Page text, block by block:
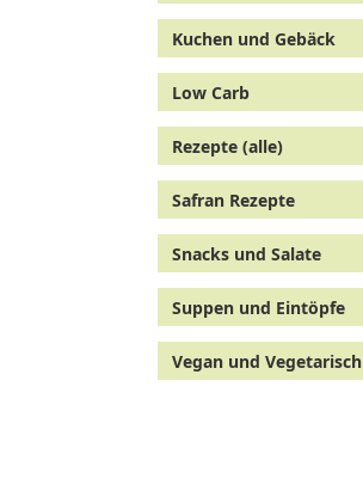
Kuchen und Gebäck
Low Carb
Rezepte (alle)
Safran Rezepte
Snacks und Salate
Suppen und Eintöpfe
Vegan und Vegetarisch